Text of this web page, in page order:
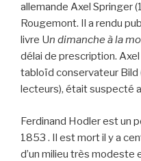
allemande Axel Springer
Rougemont. Il a rendu
livre Un dimanche à la
délai de prescription.
tabloïd conservateur Bild
lecteurs), était suspecté
Ferdinand Hodler est un
1853 . Il est mort il y a
d’un milieu très modeste